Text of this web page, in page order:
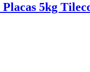
5kg